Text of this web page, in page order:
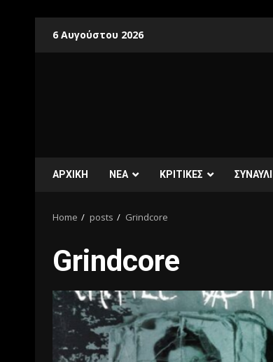
6 Αυγούστου 2026
ΑΡΧΙΚΗ ΝΕΑ ΚΡΙΤΙΚΕΣ
Home posts Grindcore
Grindcore